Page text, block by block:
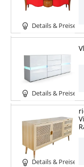
Details & Preise
Details & Preise
Details & Preise